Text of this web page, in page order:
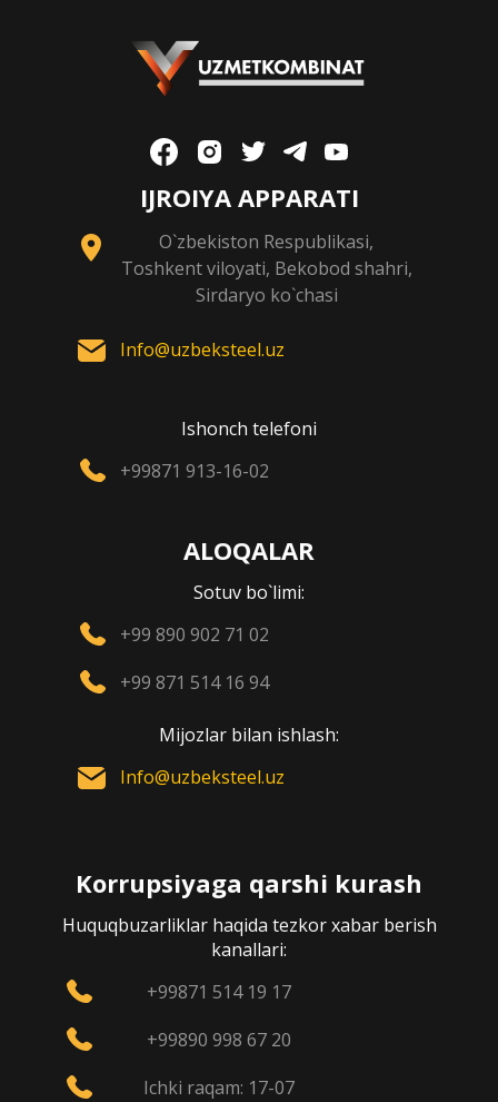
IJROIYA APPARATI
O`zbekiston Respublikasi,
Toshkent viloyati, Bekobod shahri,
Sirdaryo ko`chasi
Info@uzbeksteel.uz
Ishonch telefoni
+99871 913-16-02
ALOQALAR
Sotuv bo`limi:
+99 890 902 71 02
+99 871 514 16 94
Mijozlar bilan ishlash:
Info@uzbeksteel.uz
Korrupsiyaga qarshi kurash
Huquqbuzarliklar haqida tezkor xabar berish
kanallari:
+99871 514 19 17
+99890 998 67 20
Ichki raqam: 17-07